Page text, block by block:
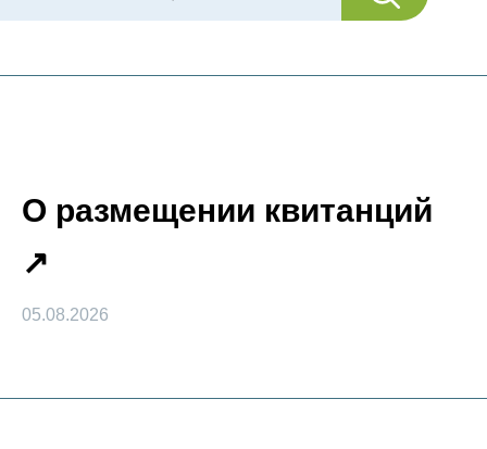
О размещении квитанций
05.08.2026